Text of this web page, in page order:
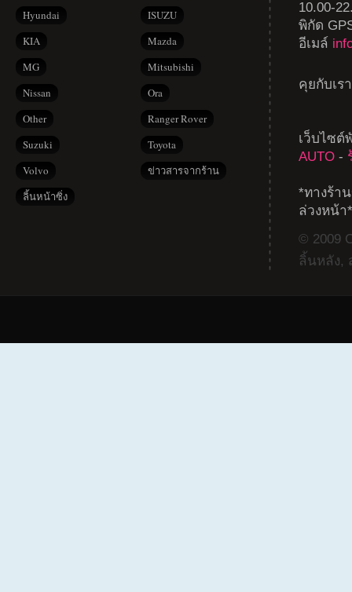
Hyundai
ISUZU
KIA
Mazda
MG
Mitsubishi
Nissan
Ora
Other
Ranger Rover
Suzuki
Toyota
Volvo
ข่าวสารจากร้าน
ลิ้นหน้าซิ่ง
10.00-
พิกัด
อีเมล์
คุยกับเร
เว็บไซ
AUTO -
*ทางร้า
ล่วงหน้า*
© 2009
ลิ้นหลัง,